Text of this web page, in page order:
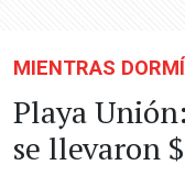
MIENTRAS
Playa
se llevaron